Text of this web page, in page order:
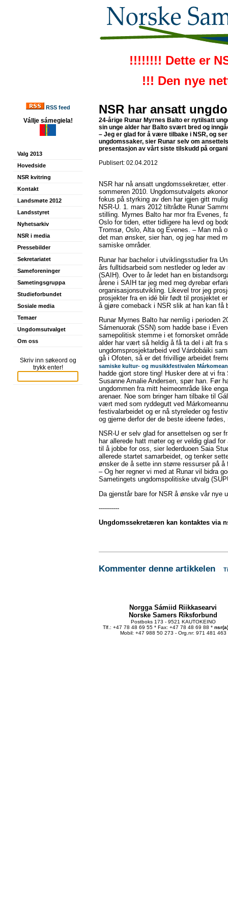
!!!!!!!! Dette er
!!! Den nye
RSS feed
Vállje sámegiela!
Valg 2013
Hovedside
NSR kvitring
Kontakt
Landsmøte 2012
Landsstyret
Nyhetsarkiv
NSR i media
Pressebilder
Sekretariatet
Sameforeninger
Sametingsgruppa
Studieforbundet
Sosiale media
Temaer
Ungdomsutvalget
Om oss
Skriv inn søkeord og
trykk enter!
NSR har ansatt
24-årige Runar Myrnes Balto er nytilsatt
sin unge alder har Balto svært bred og
– Jeg er glad for å være tilbake i NSR, og
ungdomssaker, sier Runar selv om
presentasjon av vårt siste tilskudd på
Publisert: 02.04.2012
NSR har nå ansatt ungdomssekretær,
sommeren 2010. Ungdomsutvalgets
fokus på styrking av den har igjen gitt
NSR-U. 1. mars 2012 tiltrådte Runar
stilling. Myrnes Balto har mor fra Evenes,
Oslo for tiden, etter tidligere ha levd og
Tromsø, Oslo, Alta og Evenes. – Man må
det man ønsker, sier han, og jeg har med
samiske områder.
Runar har bachelor i utviklingsstudier fra
års fulltidsarbeid som nestleder og leder av
(SAIH). Over to år ledet han en
årene i SAIH tar jeg med meg dyrebar
organisasjonsutvikling. Likevel tror jeg
prosjekter fra en idé blir født til prosjektet
å gjøre comeback i NSR slik at han kan få
Runar Myrnes Balto har nemlig i perioden
Sámenuorak (SSN) som hadde base i
samepolitisk stemme i et fornorsket
alder har vært så heldig å få ta del i alt fra
ungdomsprosjektarbeid ved Várdobáiki
gå i Ofoten, så er det frivillige arbeidet
samiske kultur- og musikkfestivalen
hadde gjort store ting! Husker dere at vi
Susanne Amalie Andersen, spør han. Før
ungdommen fra mitt heimeområde like
arenaer. Noe som bringer ham tilbake til
vært med som ryddegutt ved
festivalarbeidet og er nå styreleder og
og gjerne derfor der de beste ideene fødes,
NSR-U er selv glad for ansettelsen og ser
har allerede hatt møter og er veldig glad
til å jobbe for oss, sier lederduoen Saia
allerede startet samarbeidet, og tenker
ønsker de å sette inn større ressurser på
– Og her regner vi med at Runar vil bidra
Sametingets ungdomspolitiske utvalg
Da gjenstår bare for NSR å ønske vår
----------
Ungdomssekretæren kan kontaktes via
Kommenter denne artikkelen
Norgga Sámiid Riikkasearvi
Norske Samers Riksforbund
Postboks 173 - 9521 KAUTOKEINO
Tlf.: +47 78 48 69 55 * Fax: +47 78 48 69 88 *
Mobil: +47 988 50 273 - Org.nr: 971 481 463